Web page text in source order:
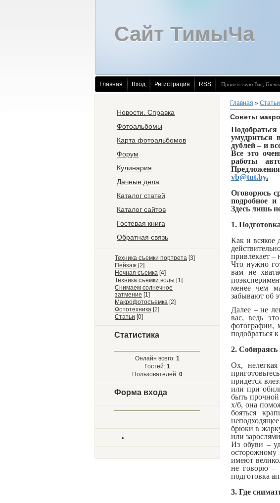
Сайт ТимыЧа
Главная Вход Регистрация RSS Приветствую Вас Гость
Новости. Справка
Фотоальбомы
Карта фотоальбомов
Форум
Кулинария
Дачные дела
Каталог статей
Каталог сайтов
Гостевая книга
Обратная связь
Техника съемки портрета [3]
Пейзаж [2]
Ночная съемка [4]
Техника съемки воды [1]
Снимаем солнечное
затмение [1]
Макрофотосъемка [2]
Фототехника [2]
Статьи [0]
Статистика
Онлайн всего: 1
Гостей: 1
Пользователей: 0
Форма входа
Главная » Статьи
Советы
умудриться
дублей – и
Все это
работы
vb@tut.by.
Оговорюсь
подробное
Здесь лишь
1.
Как и всякое
привлекает –
Что нужно
вам не
менее чем
забывают об
Далее – не
вас, ведь
фотографии,
подобраться
2. Собираясь
Ох,
придется
или при
быть
х/б, она
бояться
брюки в
или
Из обуви –
осторожному
имеют
не говорю –
подготовка
3. Где